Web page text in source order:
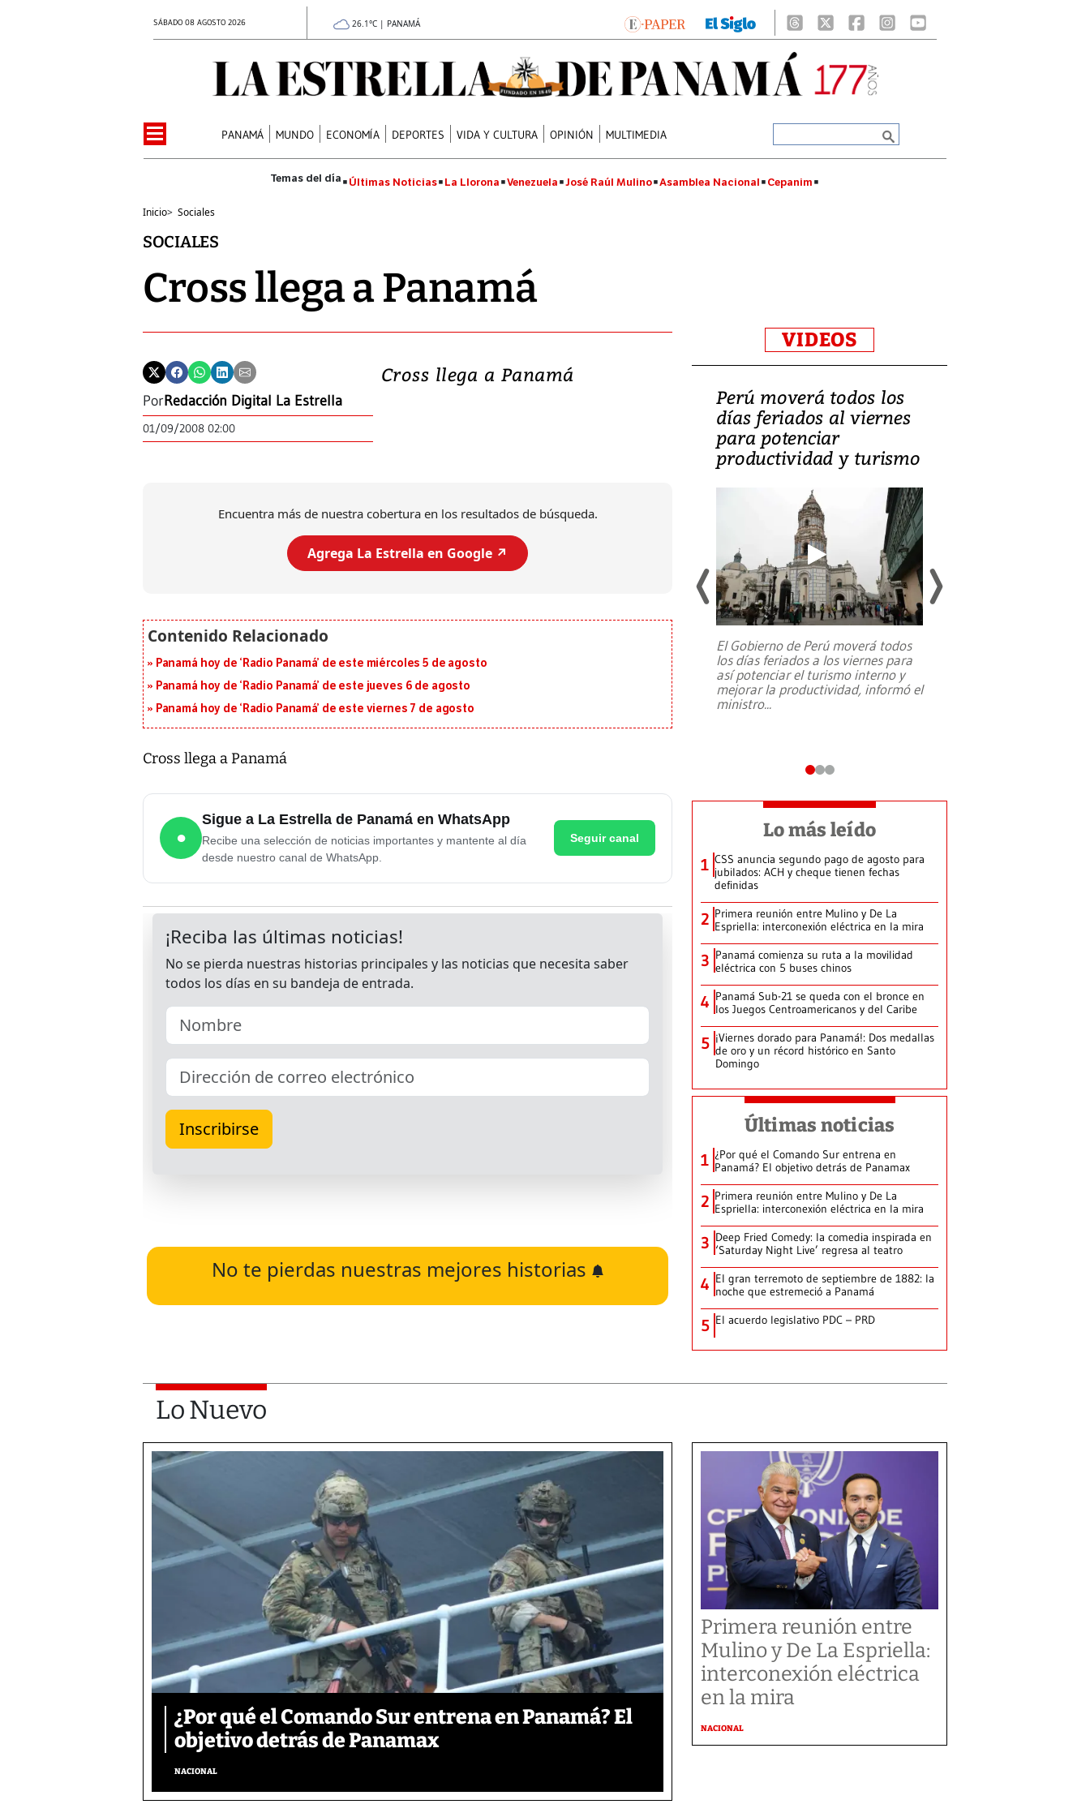
SÁBADO 08 AGOSTO 2026 26.1°C | PANAMÁ
PANAMÁ MUNDO ECONOMÍA DEPORTES VIDA Y CULTURA OPINIÓN MULTIMEDIA
Últimas Noticias La Llorona Venezuela José Raúl Mulino Asamblea Nacional Cepanim
Inicio> Sociales
SOCIALES
Cross llega a Panamá
PorRedacción Digital La Estrella
01/09/2008 02:00
Cross llega a Panamá
Encuentra más de nuestra cobertura en los resultados de búsqueda.
Agrega La Estrella en Google ↗️
Panamá hoy de ‘Radio Panamá’ de este miércoles 5 de agosto
Panamá hoy de ‘Radio Panamá’ de este jueves 6 de agosto
Panamá hoy de ‘Radio Panamá’ de este viernes 7 de agosto
Cross llega a Panamá
●
Sigue a La Estrella de Panamá en WhatsApp
Recibe una selección de noticias importantes y mantente al día
desde nuestro canal de WhatsApp.
Seguir canal
No te pierdas nuestras mejores historias
VIDEOS
Entre recuerdos y escuetas
referencias hacia sus adversarios, el
presidente de Brasil, Luiz Inácio Lula
da Silva, oficializó este domingo su
candidatura...
Perú moverá todos los
días feriados al viernes
para potenciar
productividad y turismo
El Gobierno de Perú moverá todos
los días feriados a los viernes para
así potenciar el turismo interno y
mejorar la productividad, informó el
ministro...
Lo más leído
1 CSS anuncia segundo pago de agosto para
jubilados: ACH y cheque tienen fechas
definidas
2 Primera reunión entre Mulino y De La
Espriella: interconexión eléctrica en la mira
3 Panamá comienza su ruta a la movilidad
eléctrica con 5 buses chinos
4 Panamá Sub-21 se queda con el bronce en
los Juegos Centroamericanos y del Caribe
5 ¡Viernes dorado para Panamá!: Dos medallas
de oro y un récord histórico en Santo
Domingo
Últimas noticias
1 ¿Por qué el Comando Sur entrena en
Panamá? El objetivo detrás de Panamax
2 Primera reunión entre Mulino y De La
Espriella: interconexión eléctrica en la mira
3 Deep Fried Comedy: la comedia inspirada en
‘Saturday Night Live’ regresa al teatro
4 El gran terremoto de septiembre de 1882: la
noche que estremeció a Panamá
5 El acuerdo legislativo PDC – PRD
Lo Nuevo
¿Por qué el Comando Sur entrena en Panamá? El
objetivo detrás de Panamax
NACIONAL
Primera reunión entre
Mulino y De La Espriella:
interconexión eléctrica
en la mira
NACIONAL